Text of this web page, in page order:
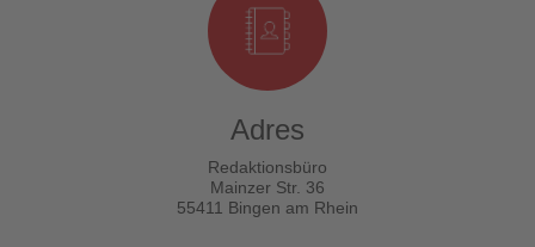
Adres
Redaktionsbüro
Mainzer Str. 36
55411 Bingen am Rhein